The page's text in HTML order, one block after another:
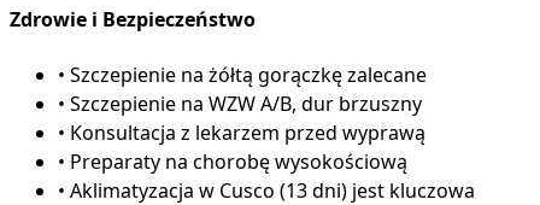
Zdrowie i Bezpieczeństwo
• Szczepienie na żółtą gorączkę zalecane
• Szczepienie na WZW A/B, dur brzuszny
• Konsultacja z lekarzem przed wyprawą
• Preparaty na chorobę wysokościową
• Aklimatyzacja w Cusco (13 dni) jest kluczowa